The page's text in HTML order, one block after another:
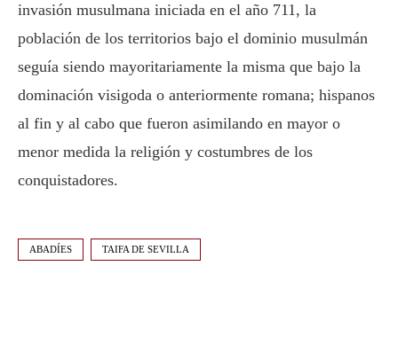
invasión musulmana iniciada en el año 711, la
población de los territorios bajo el dominio musulmán
seguía siendo mayoritariamente la misma que bajo la
dominación visigoda o anteriormente romana; hispanos
al fin y al cabo que fueron asimilando en mayor o
menor medida la religión y costumbres de los
conquistadores.
ABADÍES TAIFA DE SEVILLA